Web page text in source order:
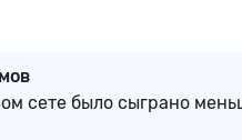
сете было сыграно